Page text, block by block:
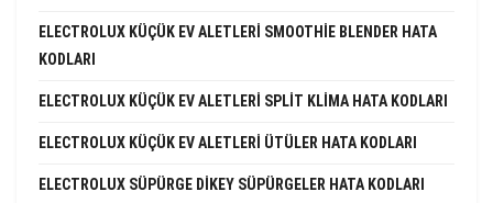
ELECTROLUX KÜÇÜK EV ALETLERI SMOOTHIE BLENDER HATA
KODLARI
ELECTROLUX KÜÇÜK EV ALETLERI SPLIT KLIMA HATA KODLARI
ELECTROLUX KÜÇÜK EV ALETLERI ÜTÜLER HATA KODLARI
ELECTROLUX SÜPÜRGE DIKEY SÜPÜRGELER HATA KODLARI